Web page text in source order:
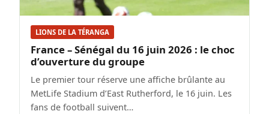
LIONS DE LA TÉRANGA
France – Sénégal du 16 juin 2026 : le choc
d’ouverture du groupe
Le premier tour réserve une affiche brûlante au
MetLife Stadium d’East Rutherford, le 16 juin. Les
fans de football suivent…